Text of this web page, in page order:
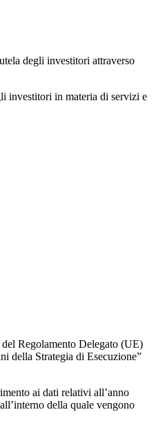
degli investitori attraverso
investitori in materia di servizi e
Regolamento Delegato (UE)
della Strategia di Esecuzione”
ai dati relativi all’anno
della quale vengono